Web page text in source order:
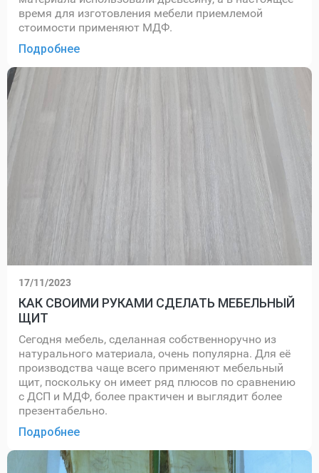
время для изготовления мебели приемлемой
стоимости применяют МДФ.
Подробнее
17/11/2023
КАК СВОИМИ РУКАМИ СДЕЛАТЬ МЕБЕЛЬНЫЙ
ЩИТ
Сегодня мебель, сделанная собственноручно из
натурального материала, очень популярна. Для её
производства чаще всего применяют мебельный
щит, поскольку он имеет ряд плюсов по сравнению
с ДСП и МДФ, более практичен и выглядит более
презентабельно.
Подробнее